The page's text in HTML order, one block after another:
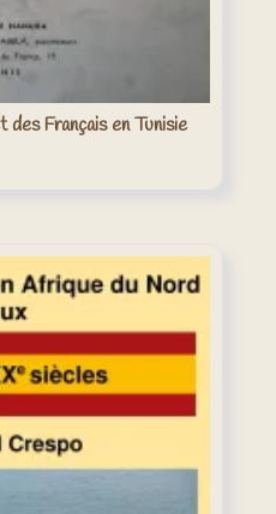
Français en Tunisie